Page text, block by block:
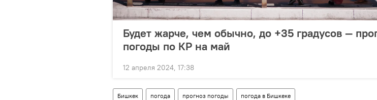
Будет жарче, чем обычно, до +35 градусов —
погоды по КР на май
12 апреля 2024, 17:38
Бишкек погода прогноз погоды погода в Бишкеке